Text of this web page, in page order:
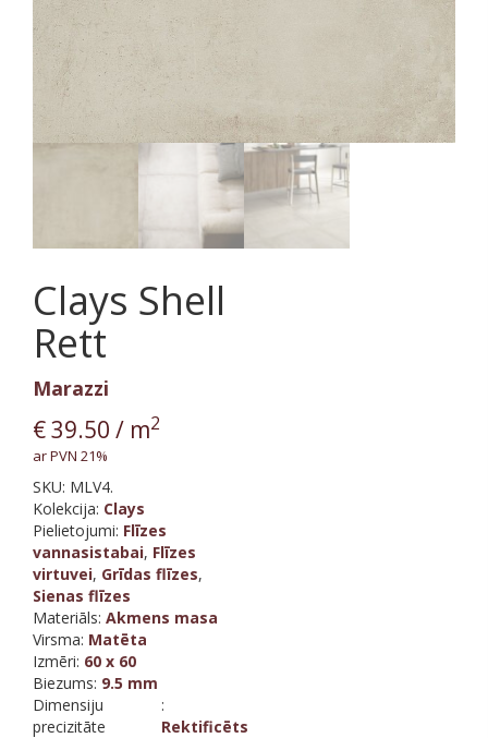
Clays Shell
Rett
Marazzi
€39.50 / m2
ar PVN 21%
SKU: MLV4.
Kolekcija: Clays
Pielietojumi: Flīzes
vannasistabai, Flīzes
virtuvei, Grīdas flīzes,
Sienas flīzes
Materiāls: Akmens masa
Virsma: Matēta
Izmēri: 60 x 60
Biezums: 9.5 mm
Dimensiju
precizitāte
:
Rektificēts